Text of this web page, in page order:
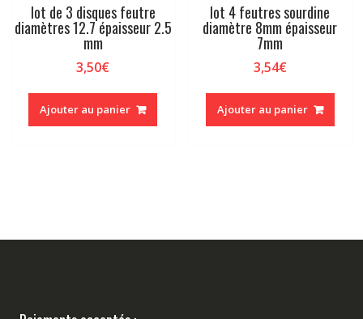
lot de 3 disques feutre
diamètres 12.7 épaisseur 2.5
mm
3,50€
Ajouter au panier
lot 4 feutres sourdine
diamètre 8mm épaisseur
7mm
3,54€
Ajouter au panier